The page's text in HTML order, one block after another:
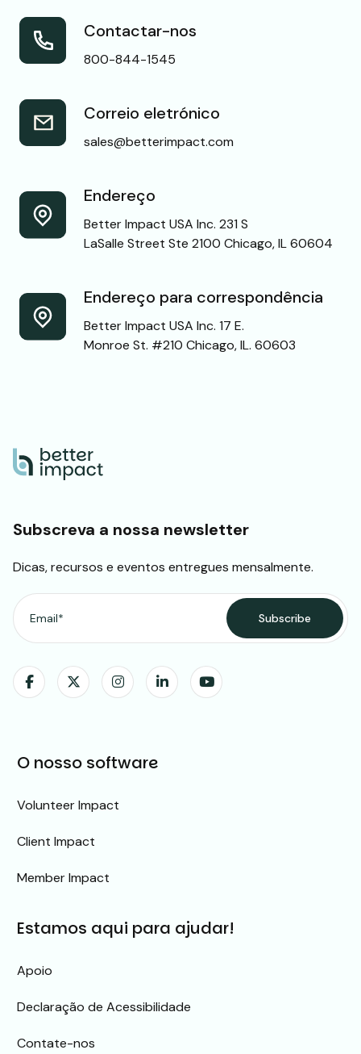
Contactar-nos
800-844-1545
Correio eletrónico
sales@betterimpact.com
Endereço
Better Impact USA Inc. 231 S
LaSalle Street Ste 2100 Chicago, IL 60604
Endereço para correspondência
Better Impact USA Inc. 17 E.
Monroe St. #210 Chicago, IL. 60603
Subscreva a nossa newsletter
Dicas, recursos e eventos entregues mensalmente.
O nosso software
Volunteer Impact
Client Impact
Member Impact
Estamos aqui para ajudar!
Apoio
Declaração de Acessibilidade
Contate-nos